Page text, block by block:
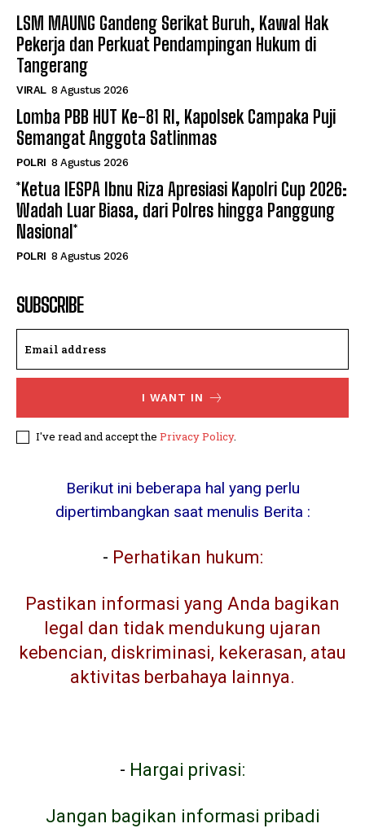
LSM MAUNG Gandeng Serikat Buruh, Kawal Hak
Pekerja dan Perkuat Pendampingan Hukum di
Tangerang
VIRAL 8 Agustus 2026
Lomba PBB HUT Ke-81 RI, Kapolsek Campaka Puji
Semangat Anggota Satlinmas
POLRI 8 Agustus 2026
*Ketua IESPA Ibnu Riza Apresiasi Kapolri Cup 2026:
Wadah Luar Biasa, dari Polres hingga Panggung
Nasional*
POLRI 8 Agustus 2026
SUBSCRIBE
I WANT IN
I've read and accept the Privacy Policy.
Berikut ini beberapa hal yang perlu
dipertimbangkan saat menulis Berita :
- Perhatikan hukum:
Pastikan informasi yang Anda bagikan
legal dan tidak mendukung ujaran
kebencian, diskriminasi, kekerasan, atau
aktivitas berbahaya lainnya.
- Hargai privasi:
Jangan bagikan informasi pribadi